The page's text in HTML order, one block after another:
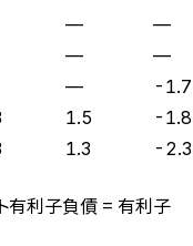
— —
— —
— -1.7
1.5 -1.8
1.3 -2.3
有利子負債 = 有利子